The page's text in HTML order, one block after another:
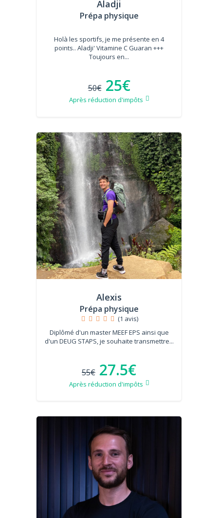
Aladji
Prépa physique
Holà les sportifs, je me présente en 4
points.. Aladji' Vitamine C Guaran +++
Toujours en...
50€ 25€
Après réduction d'impôts
Alexis
Prépa physique
(1 avis)
Diplômé d'un master MEEF EPS ainsi que
d'un DEUG STAPS, je souhaite transmettre...
55€ 27.5€
Après réduction d'impôts